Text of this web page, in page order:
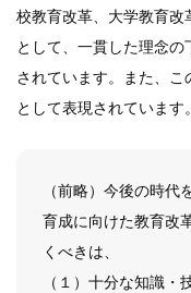
校教育改革、大学教育
として、一貫した理念
されています。また、
として表現されています。
（前略）今後の時
育成に向けた教育改
くべきは、
（１）十分な知識・